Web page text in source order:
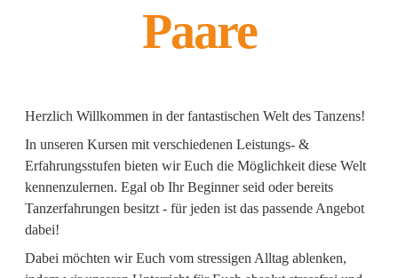
Paare
Herzlich Willkommen in der fantastischen Welt des Tanzens!
In unseren Kursen mit verschiedenen Leistungs- &
Erfahrungsstufen bieten wir Euch die Möglichkeit diese Welt
kennenzulernen. Egal ob Ihr Beginner seid oder bereits
Tanzerfahrungen besitzt - für jeden ist das passende Angebot
dabei!
Dabei möchten wir Euch vom stressigen Alltag ablenken,